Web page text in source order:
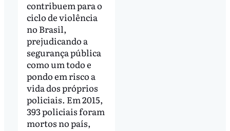
contribuem para o
ciclo de violência
no Brasil,
prejudicando a
segurança pública
como um todo e
pondo em risco a
vida dos próprios
policiais. Em 2015,
393 policiais foram
mortos no país,